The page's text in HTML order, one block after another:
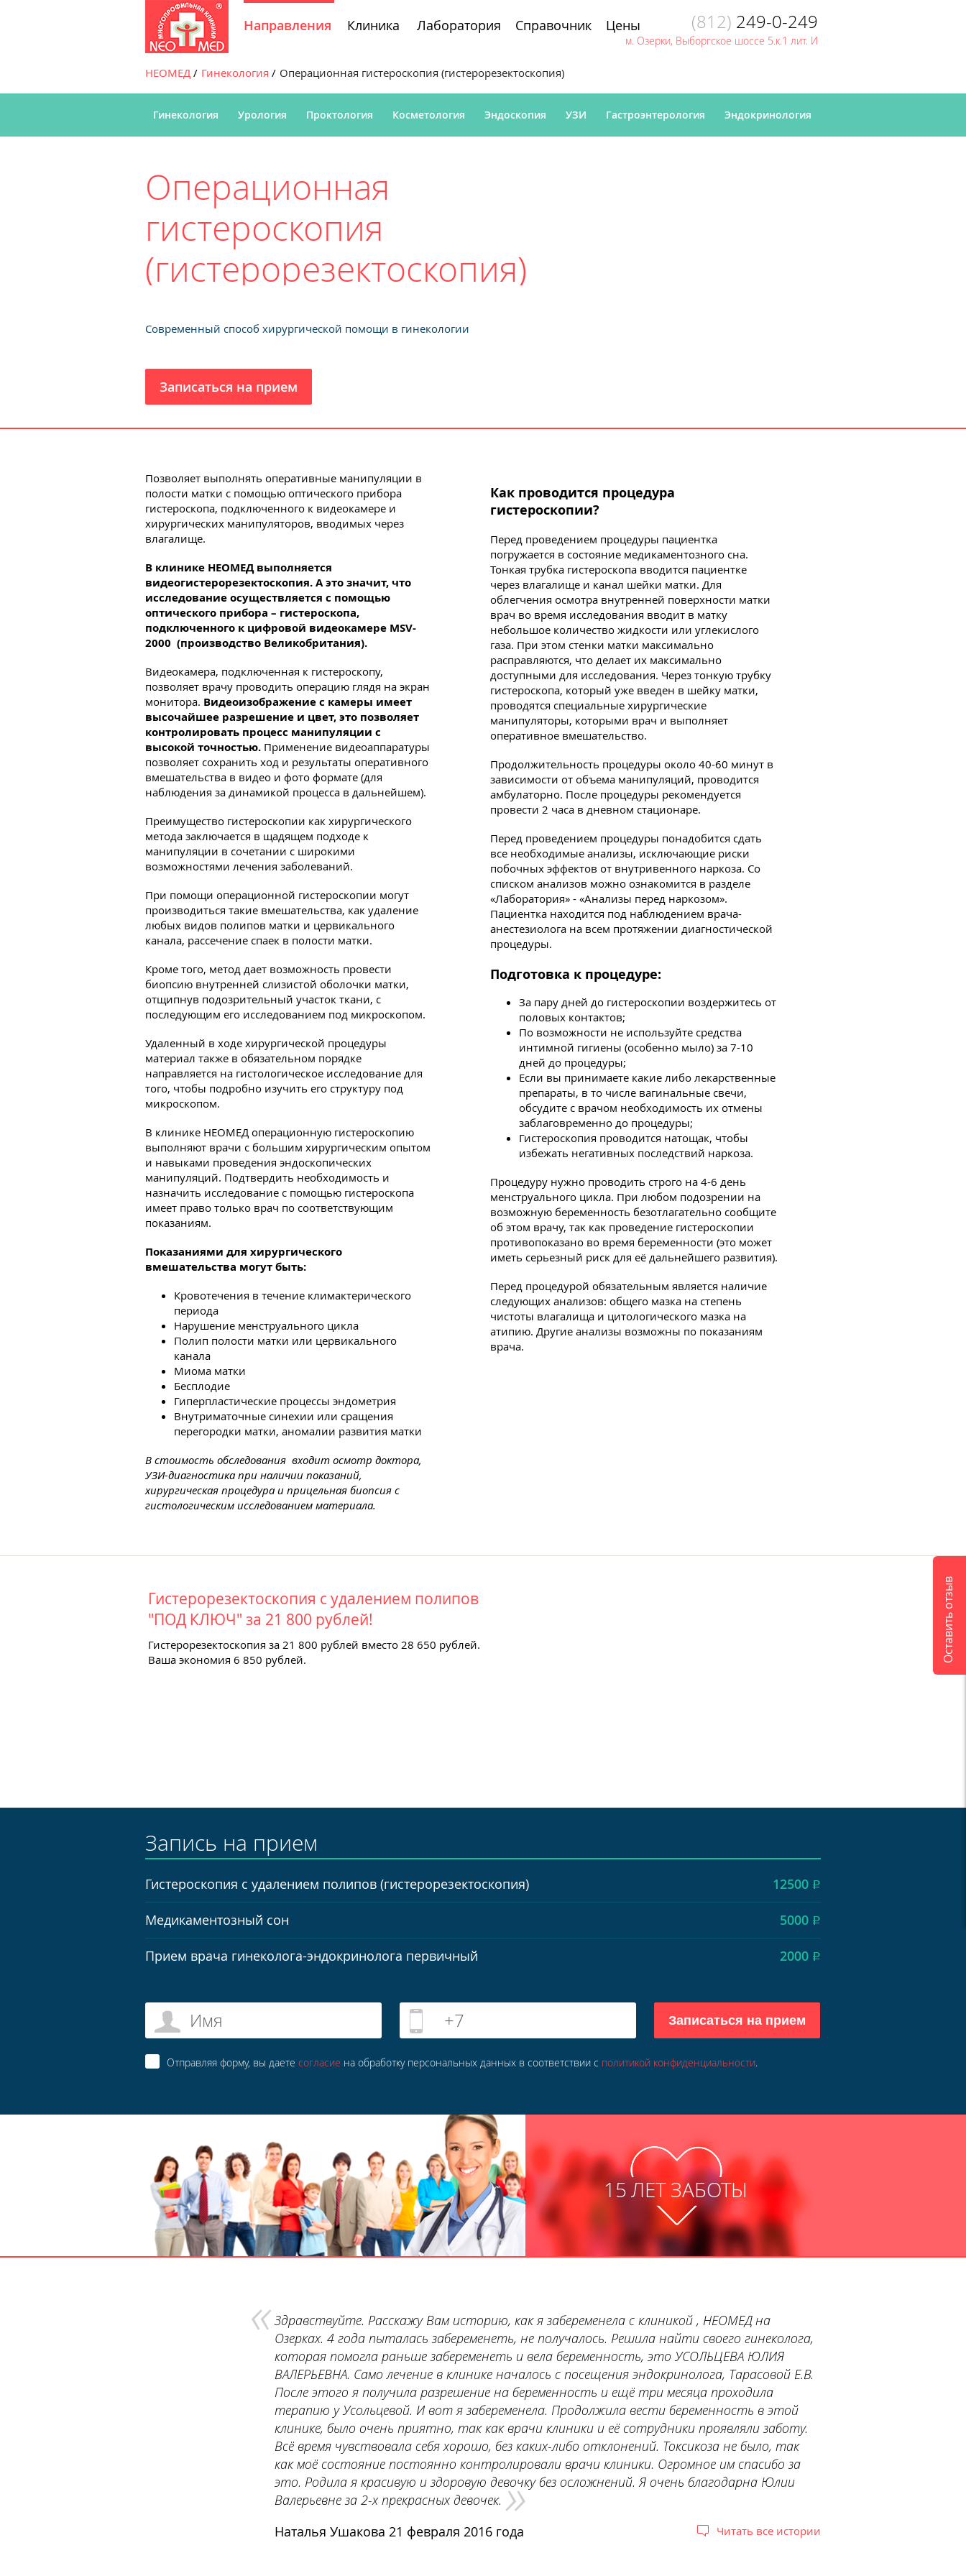
Направления Клиника Лаборатория Справочник Цены (812) 249-0-249
м. Озерки, Выборгское шоссе 5.к.1 лит. И
НЕОМЕД Гинекология Операционная гистероскопия (гистерорезектоскопия)
Гинекология Урология Проктология Косметология Эндоскопия УЗИ Гастроэнтерология Эндокринология
Операционная
гистероскопия
(гистерорезектоскопия)
Современный способ хирургической помощи в гинекологии
Записаться на прием
Позволяет выполнять оперативные манипуляции в
полости матки с помощью оптического прибора
гистероскопа, подключенного к видеокамере и
хирургических манипуляторов, вводимых через
влагалище.
В клинике НЕОМЕД выполняется
видеогистерорезектоскопия. А это значит, что
исследование осуществляется с помощью
оптического прибора – гистероскопа,
подключенного к цифровой видеокамере MSV-
2000 (производство Великобритания).
Видеокамера, подключенная к гистероскопу,
позволяет врачу проводить операцию глядя на экран
монитора. Видеоизображение с камеры имеет
высочайшее разрешение и цвет, это позволяет
контролировать процесс манипуляции с
высокой точностью. Применение видеоаппаратуры
позволяет сохранить ход и результаты оперативного
вмешательства в видео и фото формате (для
наблюдения за динамикой процесса в дальнейшем).
Преимущество гистероскопии как хирургического
метода заключается в щадящем подходе к
манипуляции в сочетании с широкими
возможностями лечения заболеваний.
При помощи операционной гистероскопии могут
производиться такие вмешательства, как удаление
любых видов полипов матки и цервикального
канала, рассечение спаек в полости матки.
Кроме того, метод дает возможность провести
биопсию внутренней слизистой оболочки матки,
отщипнув подозрительный участок ткани, с
последующим его исследованием под микроскопом.
Удаленный в ходе хирургической процедуры
материал также в обязательном порядке
направляется на гистологическое исследование для
того, чтобы подробно изучить его структуру под
микроскопом.
В клинике НЕОМЕД операционную гистероскопию
выполняют врачи с большим хирургическим опытом
и навыками проведения эндоскопических
манипуляций. Подтвердить необходимость и
назначить исследование с помощью гистероскопа
имеет право только врач по соответствующим
показаниям.
Показаниями для хирургического
вмешательства могут быть:
Кровотечения в течение климактерического
периода
Нарушение менструального цикла
Полип полости матки или цервикального
канала
Миома матки
Бесплодие
Гиперпластические процессы эндометрия
Внутриматочные синехии или сращения
перегородки матки, аномалии развития матки
В стоимость обследования входит осмотр доктора,
УЗИ-диагностика при наличии показаний,
хирургическая процедура и прицельная биопсия с
гистологическим исследованием материала.
Как проводится процедура
гистероскопии?
Перед проведением процедуры пациентка
погружается в состояние медикаментозного сна.
Тонкая трубка гистероскопа вводится пациентке
через влагалище и канал шейки матки. Для
облегчения осмотра внутренней поверхности матки
врач во время исследования вводит в матку
небольшое количество жидкости или углекислого
газа. При этом стенки матки максимально
расправляются, что делает их максимально
доступными для исследования. Через тонкую трубку
гистероскопа, который уже введен в шейку матки,
проводятся специальные хирургические
манипуляторы, которыми врач и выполняет
оперативное вмешательство.
Продолжительность процедуры около 40-60 минут в
зависимости от объема манипуляций, проводится
амбулаторно. После процедуры рекомендуется
провести 2 часа в дневном стационаре.
Перед проведением процедуры понадобится сдать
все необходимые анализы, исключающие риски
побочных эффектов от внутривенного наркоза. Со
списком анализов можно ознакомится в разделе
«Лаборатория» - «Анализы перед наркозом».
Пациентка находится под наблюдением врача-
анестезиолога на всем протяжении диагностической
процедуры.
Подготовка к процедуре:
За пару дней до гистероскопии воздержитесь от
половых контактов;
По возможности не используйте средства
интимной гигиены (особенно мыло) за 7-10
дней до процедуры;
Если вы принимаете какие либо лекарственные
препараты, в то числе вагинальные свечи,
обсудите с врачом необходимость их отмены
заблаговременно до процедуры;
Гистероскопия проводится натощак, чтобы
избежать негативных последствий наркоза.
Процедуру нужно проводить строго на 4-6 день
менструального цикла. При любом подозрении на
возможную беременность безотлагательно сообщите
об этом врачу, так как проведение гистероскопии
противопоказано во время беременности (это может
иметь серьезный риск для её дальнейшего развития).
Перед процедурой обязательным является наличие
следующих анализов: общего мазка на степень
чистоты влагалища и цитологического мазка на
атипию. Другие анализы возможны по показаниям
врача.
Гистерорезектоскопия с удалением полипов
"ПОД КЛЮЧ" за 21 800 рублей!
Гистерорезектоскопия за 21 800 рублей вместо 28 650 рублей.
Ваша экономия 6 850 рублей.
Запись на прием
Гистероскопия с удалением полипов (гистерорезектоскопия) 12500 Р
Медикаментозный сон 5000 Р
Прием врача гинеколога-эндокринолога первичный 2000 Р
Имя +7 Записаться на прием
Отправляя форму, вы даете согласие на обработку персональных данных в соответствии с политикой конфиденциальности.
15 ЛЕТ ЗАБОТЫ
« Здравствуйте. Расскажу Вам историю, как я забеременела с клиникой , НЕОМЕД на
Озерках. 4 года пыталась забеременеть, не получалось. Решила найти своего гинеколога,
которая помогла раньше забеременеть и вела беременность, это УСОЛЬЦЕВА ЮЛИЯ
ВАЛЕРЬЕВНА. Само лечение в клинике началось с посещения эндокринолога, Тарасовой Е.В.
После этого я получила разрешение на беременность и ещё три месяца проходила
терапию у Усольцевой. И вот я забеременела. Продолжила вести беременность в этой
клинике, было очень приятно, так как врачи клиники и её сотрудники проявляли заботу.
Всё время чувствовала себя хорошо, без каких-либо отклонений. Токсикоза не было, так
как моё состояние постоянно контролировали врачи клиники. Огромное им спасибо за
это. Родила я красивую и здоровую девочку без осложнений. Я очень благодарна Юлии
Валерьевне за 2-х прекрасных девочек. »
Наталья Ушакова 21 февраля 2016 года Читать все истории
Оставить отзыв